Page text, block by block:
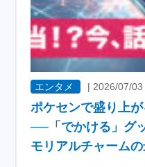
エンタメ | 2026/07/03
ポケセンで盛り上
──「でかける」グ
モリアルチャーム